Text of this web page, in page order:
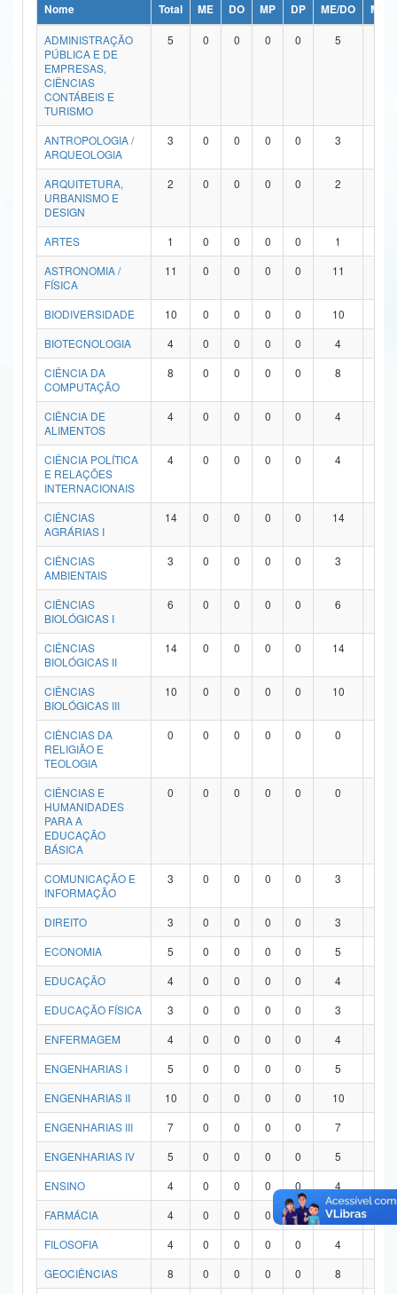
Ministério da Ciência, Tecnologia, Inovações e Comunicações
Ministério do Meio Ambiente
Ministério do Turismo
Ministério do Desenvolvimento Regional
Controladoria-Geral da União
Ministério da Mulher, da Família e dos Direitos Humanos
Secretaria de Governo
Advocacia-Geral da União
Banco Central do Brasil
Nome Total ME DO MP DP ME/DO
MP/
ADMINISTRAÇÃO
PÚBLICA E DE
EMPRESAS,
CIÊNCIAS
CONTÁBEIS E
TURISMO
5 0 0 0 0 5
ANTROPOLOGIA /
ARQUEOLOGIA
3 0 0 0 0 3
ARQUITETURA,
URBANISMO E
DESIGN
2 0 0 0 0 2
ARTES 1 0 0 0 0 1
ASTRONOMIA /
FÍSICA
11 0 0 0 0 11
BIODIVERSIDADE 10 0 0 0 0 10
BIOTECNOLOGIA
4 0 0 0 0 4
CIÊNCIA DA
COMPUTAÇÃO
8 0 0 0 0 8
CIÊNCIA DE
ALIMENTOS
4 0 0 0 0 4
CIÊNCIA POLÍTICA
E RELAÇÕES
INTERNACIONAIS
4 0 0 0 0 4
CIÊNCIAS
AGRÁRIAS I
14 0 0 0 0 14
CIÊNCIAS
AMBIENTAIS
3 0 0 0 0 3
CIÊNCIAS
BIOLÓGICAS I
6 0 0 0 0 6
CIÊNCIAS
BIOLÓGICAS II
14 0 0 0 0 14
CIÊNCIAS
BIOLÓGICAS III
10 0 0 0 0 10
CIÊNCIAS DA
RELIGIÃO E
TEOLOGIA
0 0 0 0 0 0
CIÊNCIAS E
HUMANIDADES
PARA A
EDUCAÇÃO
BÁSICA
0 0 0 0 0 0
COMUNICAÇÃO E
INFORMAÇÃO
3 0 0 0 0 3
DIREITO 3 0 0 0 0 3
ECONOMIA
5 0 0 0 0 5
EDUCAÇÃO
4 0 0 0 0 4
EDUCAÇÃO FÍSICA
3 0 0 0 0 3
ENFERMAGEM
4 0 0 0 0 4
ENGENHARIAS I
5 0 0 0 0 5
ENGENHARIAS II
10 0 0 0 0 10
ENGENHARIAS III
7 0 0 0 0 7
ENGENHARIAS IV
5 0 0 0 0 5
ENSINO
4 0 0 0 0 4
FARMÁCIA
4 0 0 0 0 4
FILOSOFIA
4 0 0 0 0 4
GEOCIÊNCIAS
8 0 0 0 0 8